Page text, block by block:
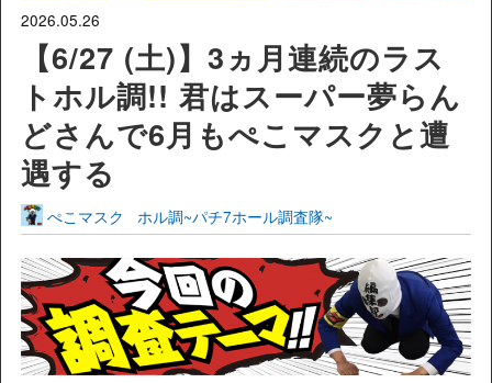
2026.05.26
【6/27 (土)】3ヵ月連続のラス
トホル調!! 君はスーパー夢らん
どさんで6月もぺこマスクと遭
遇する
ぺこマスク ホル調~パチ7ホール調査隊~